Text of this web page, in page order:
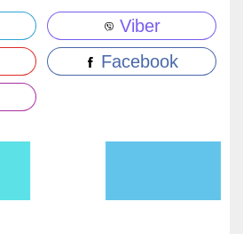
Viber
Facebook